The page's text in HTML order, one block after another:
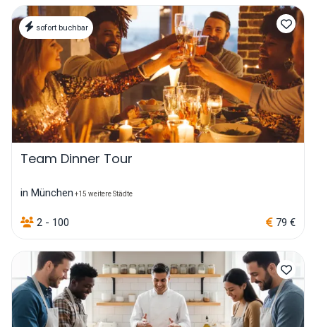
sofort buchbar
Team Dinner Tour
in München +15 weitere Städte
2 - 100 79 €